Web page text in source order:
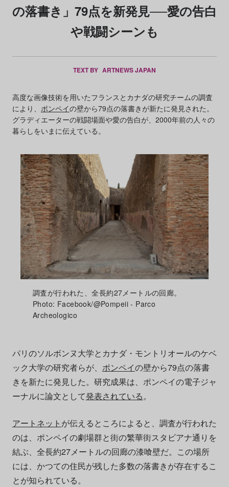
の落書き」79点を新発見──愛の告白
や戦闘シーンも
TEXT BY ARTNEWS JAPAN
高度な画像技術を用いたフランスとカナダの研究チームの調査
により、 ポンペイの壁から79点の落書きが新たに発見された。
グラディエーターの戦闘場面や愛の告白が、2000年前の人々の
暮らしをいまに伝えている。
調査が行われた、全長約27メートルの回廊。
Photo: Facebook/@Pompeii - Parco
Archeologico
パリのソルボンヌ大学とカナダ・モントリオールのケベ
ック大学の研究者らが、 ポンペイの壁から79点の落書
きを新たに発見した。研究成果は、ポンペイの電子ジャ
ーナルに論文として発表されている。
アートネット が伝えるところによると、調査が行われた
のは、ポンペイの劇場群と街の繁華街スタビアナ通りを
結ぶ、全長約27メートルの回廊の漆喰壁だ。この場所
には、かつての住民が残した多数の落書きが存在するこ
とが知られている。